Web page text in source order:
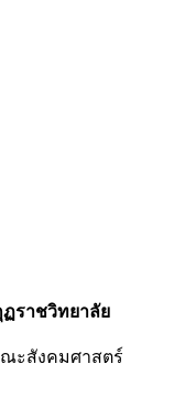
ราชวิทยาลัย
ะสังคมศาสตร์